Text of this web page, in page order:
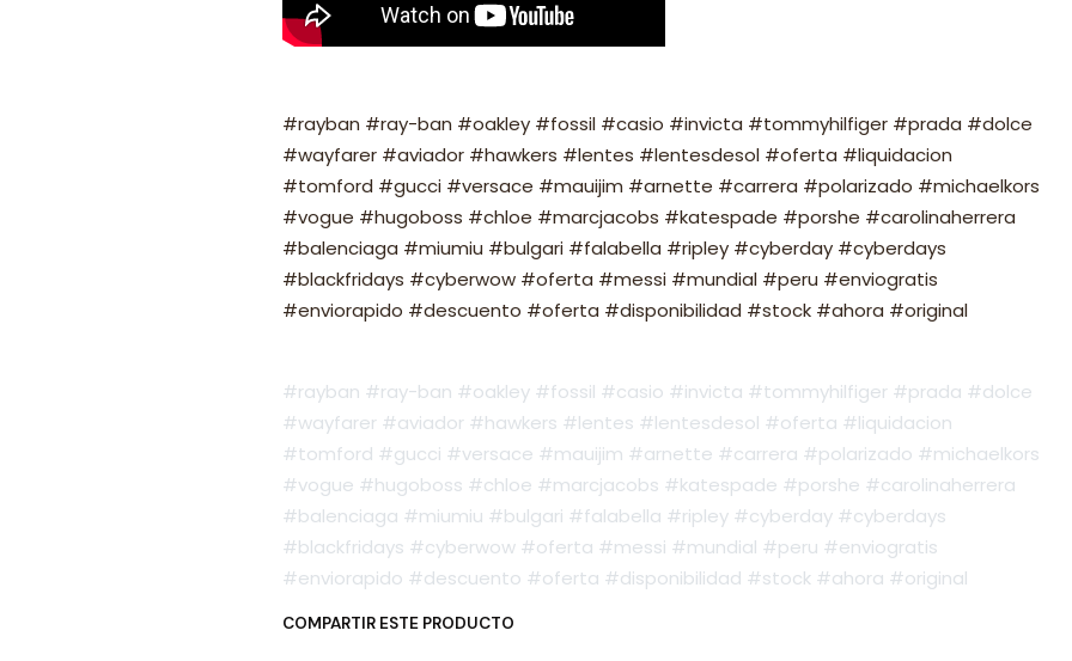
#rayban #ray-ban #oakley #fossil #casio #invicta #tommyhilfiger #prada #dolce
#wayfarer #aviador #hawkers #lentes #lentesdesol #oferta #liquidacion
#tomford #gucci #versace #mauijim #arnette #carrera #polarizado #michaelkors
#vogue #hugoboss #chloe #marcjacobs #katespade #porshe #carolinaherrera
#balenciaga #miumiu #bulgari #falabella #ripley #cyberday #cyberdays
#blackfridays #cyberwow #oferta #messi #mundial #peru #enviogratis
#enviorapido #descuento #oferta #disponibilidad #stock #ahora #original
#rayban #ray-ban #oakley #fossil #casio #invicta #tommyhilfiger #prada #dolce
#wayfarer #aviador #hawkers #lentes #lentesdesol #oferta #liquidacion
#tomford #gucci #versace #mauijim #arnette #carrera #polarizado #michaelkors
#vogue #hugoboss #chloe #marcjacobs #katespade #porshe #carolinaherrera
#balenciaga #miumiu #bulgari #falabella #ripley #cyberday #cyberdays
#blackfridays #cyberwow #oferta #messi #mundial #peru #enviogratis
#enviorapido #descuento #oferta #disponibilidad #stock #ahora #original
COMPARTIR ESTE PRODUCTO